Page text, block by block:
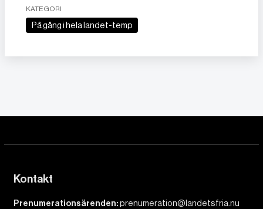
KATEGORI
På gång i hela landet-temp
Kontakt
Prenumerationsärenden:prenumeration@landetsfria.nu